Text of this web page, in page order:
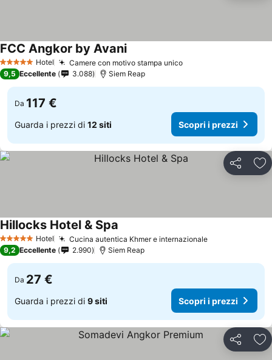
5 Stelle Hotel Camere con motivo stampa unicoScopri i prezzi
FCC Angkor by AvaniScopri i prezzi
9,5 Eccellente 3.088 Siem Reap
Da 117 €
Guarda i prezzi di 12 siti Scopri i prezzi
Condividi
5 Stelle Hotel Cucina autentica Khmer e internazionaleScopri i
Hillocks Hotel & Spa
9,2 Eccellente 2.990 Siem Reap
Da 27 €
Guarda i prezzi di 9 siti Scopri i prezzi
Condividi